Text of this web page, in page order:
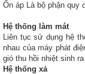
Ổn áp Là bộ phận quy
Hệ thống làm mát
Liên tục sử dụng hệ
nhau của máy phát
gió thu hồi nhiệt sinh
Hệ thống xả